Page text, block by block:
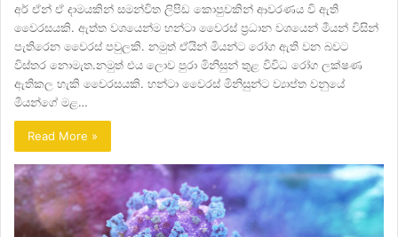
අර් ඒන් ඒ දාමයකින් සමන්විත ලිපිඩ කොපුවකින් ආවරණය වි ඇති
වෛරසයකි. ඇත්ත වශයෙන්ම හන්ටා වෛරස් ප්‍රධාන වශයෙන් මීයන් විසින්
පැතිරෙන වෛරස් පවුලකි. නමුත් ඒයින් මියන්ට රෝග ඇති වන බවට
විස්තර නොමැත.නමුත් එය ලොව පුරා මිනිසුන් තුළ විවිධ රෝග ලක්ෂණ
ඇතිකල හැකි වෛරසයකි. හන්ටා වෛරස් මිනිසුන්ට ව්‍යාප්ත වනුයේ
මීයන්ගේ මළ…
Read More »